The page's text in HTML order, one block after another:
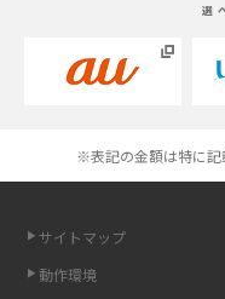
Androidスマホとは？特徴や
スマホや携帯端末の通信速度
選
※表記の金額は特に記
サイトマップ
動作環境